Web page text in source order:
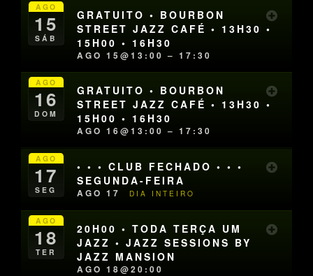
AGO
15
SÁB
GRATUITO • BOURBON
STREET JAZZ CAFÉ • 13H30 •
15H00 • 16H30
AGO 15@13:00 – 17:30
AGO
16
DOM
GRATUITO • BOURBON
STREET JAZZ CAFÉ • 13H30 •
15H00 • 16H30
AGO 16@13:00 – 17:30
AGO
17
SEG
• • • CLUB FECHADO • • •
SEGUNDA-FEIRA
AGO 17 DIA INTEIRO
AGO
18
TER
20H00 • TODA TERÇA UM
JAZZ • JAZZ SESSIONS BY
JAZZ MANSION
AGO 18@20:00